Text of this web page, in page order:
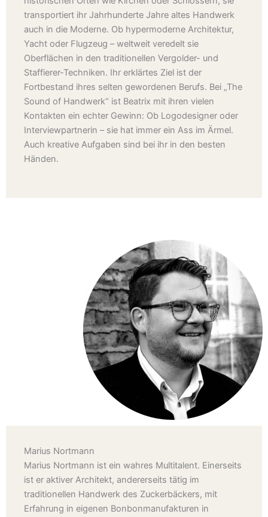
transportiert ihr Jahrhunderte Jahre altes Handwerk
auch in die Moderne. Ob hypermoderne Architektur,
Yacht oder Flugzeug – weltweit veredelt sie
Oberflächen in den traditionellen Vergolder- und
Staffierer-Techniken. Ihr erklärtes Ziel ist der
Fortbestand ihres selten gewordenen Berufs. Bei „The
Sound of Handwerk“ ist Beatrix mit ihren vielen
Kontakten ein echter Gewinn: Ob Logodesigner oder
Interviewpartnerin – sie hat immer ein Ass im Ärmel.
Auch kreative Aufgaben sind bei ihr in den besten
Händen.
Marius Nortmann
Marius Nortmann ist ein wahres Multitalent. Einerseits
ist er aktiver Architekt, andererseits tätig im
traditionellen Handwerk des Zuckerbäckers, mit
Erfahrung in eigenen Bonbonmanufakturen in